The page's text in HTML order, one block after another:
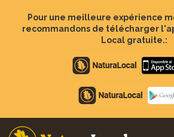
contenu
Pour une meilleure expérience
recommandons de télécharger
Local gratuite.:
Apple
store
Google
Play